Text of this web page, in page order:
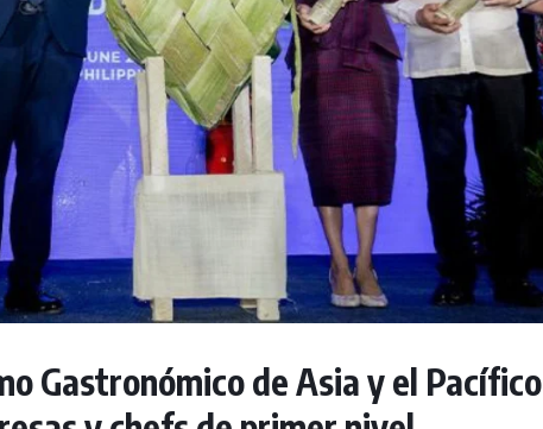
Gastronómico de Asia y el Pacífico